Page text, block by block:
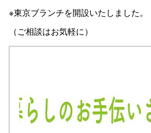
※東京ブランチを開設いたしました。
（ご相談はお気軽に）